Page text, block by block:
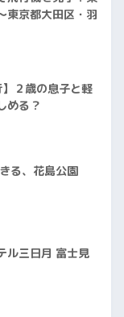
東京都大田区・羽
２歳の息子と軽
める？
る、花島公園
ル三日月 富士見